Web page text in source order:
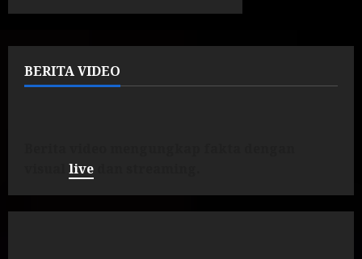
BERITA VIDEO
live